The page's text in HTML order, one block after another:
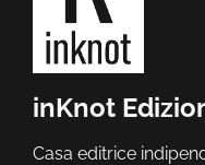
inKnot
Casa editrice